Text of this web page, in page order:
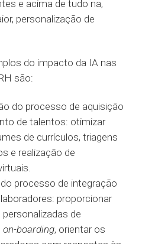
e acima de tudo na,
personalização de
do impacto da IA nas
são:
do processo de aquisição
de talentos: otimizar
de currículos, triagens
e realização de
processo de integração
proporcionar
personalizadas de
on-boarding, orientar os